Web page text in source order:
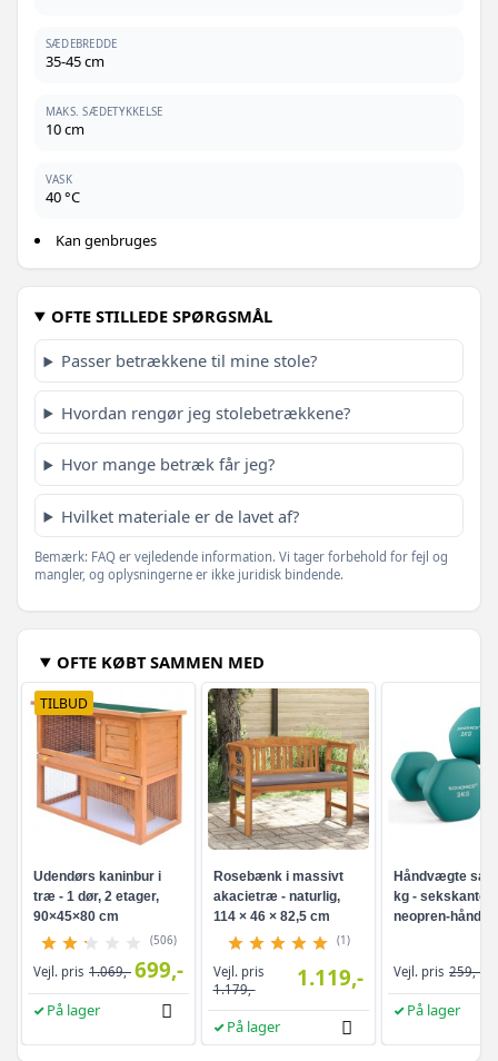
SÆDEBREDDE
35-45 cm
MAKS. SÆDETYKKELSE
10 cm
VASK
40 °C
Kan genbruges
OFTE STILLEDE SPØRGSMÅL
Passer betrækkene til mine stole?
Hvordan rengør jeg stolebetrækkene?
Hvor mange betræk får jeg?
Hvilket materiale er de lavet af?
Bemærk: FAQ er vejledende information. Vi tager forbehold for fejl og
mangler, og oplysningerne er ikke juridisk bindende.
OFTE KØBT SAMMEN MED
TILBUD
Udendørs kaninbur i
træ - 1 dør, 2 etager,
90×45×80 cm
(506)
Vejl. pris 1.069,- 699,-
På lager
Rosebænk i massivt
akacietræ - naturlig,
114 × 46 × 82,5 cm
(1)
Vejl. pris
1.179,-
1.119,-
På lager
Håndvægte sæt
kg -
neopren-
Vejl. pris 259,-
På lager